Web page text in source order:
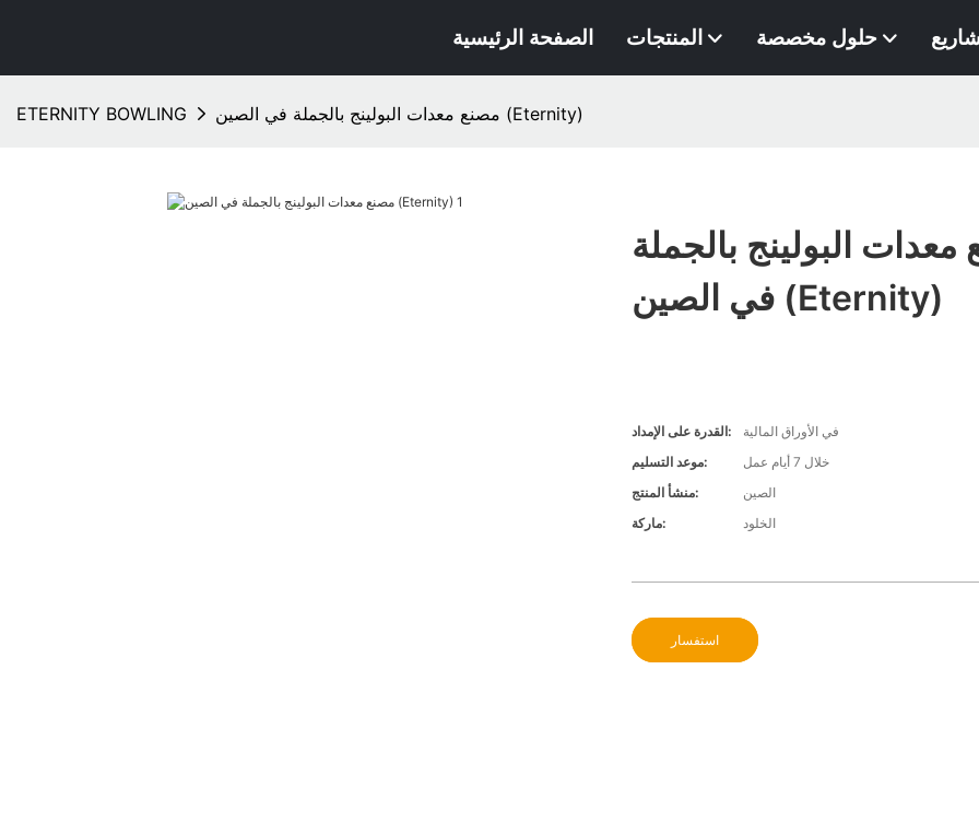
الصفحة الرئيسية المنتجات حلول مخصصة
ETERNITY BOWLING مصنع معدات البولينج بالجملة في الصين (Eternity)
البولينج بالجملة
في الصين (Eternity)
القدرة على الإمداد:
في الأوراق المالية
موعد التسليم:
خلال 7 أيام عمل
منشأ المنتج:
الصين
ماركة:
الخلود
استفسار